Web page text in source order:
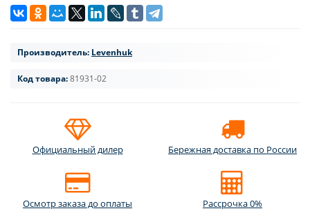
Производитель: Levenhuk
Код товара:81931-02
Официальный дилер Бережная доставка по России
Осмотр заказа до оплаты Рассрочка 0%